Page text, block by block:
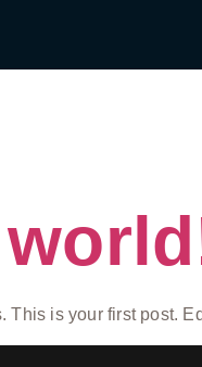
This is your first post.